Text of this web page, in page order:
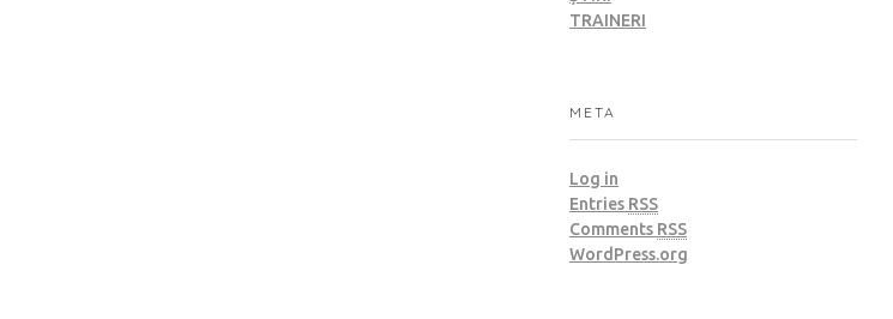
TRAINERI
META
Log in
Entries RSS
Comments RSS
WordPress.org